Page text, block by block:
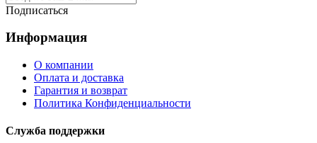
Подписаться
Информация
О компании
Оплата и доставка
Гарантия и возврат
Политика Конфиденциальности
Служба поддержки